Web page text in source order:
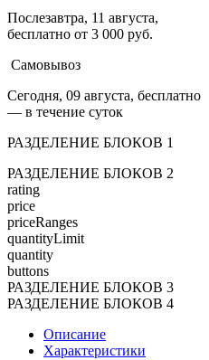
Послезавтра, 11 августа,
бесплатно от 3 000 руб.
Самовывоз
Сегодня, 09 августа, бесплатно
— в течение суток
РАЗДЕЛЕНИЕ БЛОКОВ 1
РАЗДЕЛЕНИЕ БЛОКОВ 2
rating
price
priceRanges
quantityLimit
quantity
buttons
РАЗДЕЛЕНИЕ БЛОКОВ 3
РАЗДЕЛЕНИЕ БЛОКОВ 4
Описание
Характеристики